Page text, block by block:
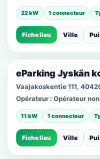
22 kW 1 connecteur
Fiche lieu Ville
eParking Jyskän
Vaajakoskentie 111,
Opérateur : Opérateur
11 kW 1 connecteur
Fiche lieu Ville